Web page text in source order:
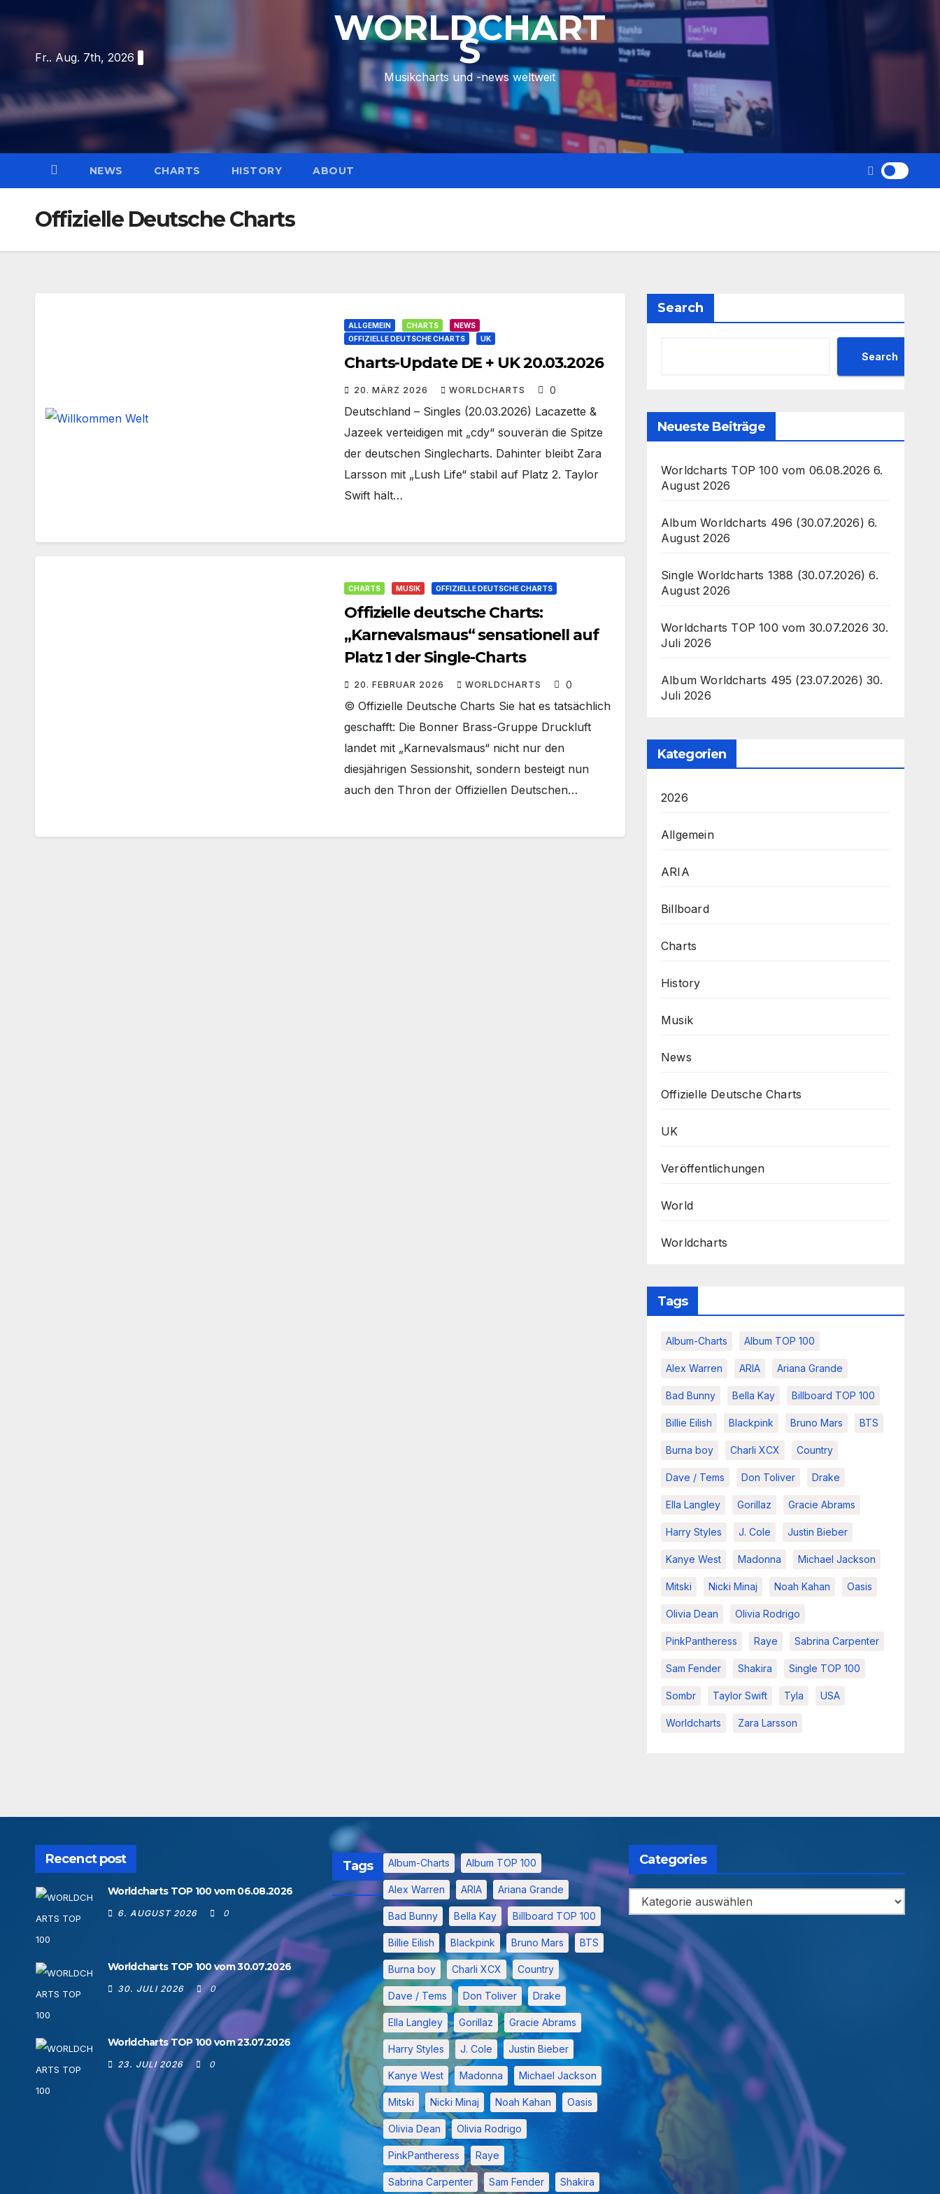
contentFr.. Aug. 7th, 2026
WORLDCHART
S
Musikcharts und -news weltweit
NEWS CHARTS HISTORY ABOUT
Offizielle Deutsche Charts
ALLGEMEIN CHARTS
NEWS
OFFIZIELLE DEUTSCHE CHARTS
UK
Charts-Update DE + UK 20.03.2026
20. MÄRZ 2026 WORLDCHARTS 0
Deutschland – Singles (20.03.2026) Lacazette &
Jazeek verteidigen mit „cdy“ souverän die Spitze
der deutschen Singlecharts. Dahinter bleibt Zara
Larsson mit „Lush Life“ stabil auf Platz 2. Taylor
Swift hält…
CHARTS MUSIK OFFIZIELLE DEUTSCHE CHARTS
Offizielle deutsche Charts:
„Karnevalsmaus“ sensationell auf
Platz 1 der Single-Charts
20. FEBRUAR 2026 WORLDCHARTS 0
© Offizielle Deutsche Charts Sie hat es tatsächlich
geschafft: Die Bonner Brass-Gruppe Druckluft
landet mit „Karnevalsmaus“ nicht nur den
diesjährigen Sessionshit, sondern besteigt nun
auch den Thron der Offiziellen Deutschen…
Search
Search
Neueste Beiträge
Worldcharts TOP 100 vom 06.08.2026 6.
August 2026
Album Worldcharts 496 (30.07.2026) 6.
August 2026
Single Worldcharts 1388 (30.07.2026) 6.
August 2026
Worldcharts TOP 100 vom 30.07.2026 30.
Juli 2026
Album Worldcharts 495 (23.07.2026) 30.
Juli 2026
Kategorien
2026
Allgemein
ARIA
Billboard
Charts
History
Musik
News
Offizielle Deutsche Charts
UK
Veröffentlichungen
World
Worldcharts
Tags
Album-Charts Album TOP 100
Alex Warren ARIA Ariana Grande
Bad Bunny Bella Kay Billboard TOP 100
Billie Eilish Blackpink Bruno Mars BTS
Burna boy Charli XCX Country
Dave / Tems Don Toliver Drake
Ella Langley Gorillaz Gracie Abrams
Harry Styles J. Cole Justin Bieber
Kanye West Madonna Michael Jackson
Mitski Nicki Minaj Noah Kahan Oasis
Olivia Dean Olivia Rodrigo
PinkPantheress Raye Sabrina Carpenter
Sam Fender Shakira Single TOP 100
Sombr Taylor Swift Tyla USA
Worldcharts Zara Larsson
Recenct post
Worldcharts TOP 100 vom 06.08.2026
6. AUGUST 2026 0
Worldcharts TOP 100 vom 30.07.2026
30. JULI 2026 0
Worldcharts TOP 100 vom 23.07.2026
23. JULI 2026 0
Tags Album-Charts Album TOP 100
Alex Warren ARIA Ariana Grande
Bad Bunny Bella Kay Billboard TOP 100
Billie Eilish Blackpink Bruno Mars BTS
Burna boy Charli XCX Country
Dave / Tems Don Toliver Drake
Ella Langley Gorillaz Gracie Abrams
Harry Styles J. Cole Justin Bieber
Kanye West Madonna Michael Jackson
Mitski Nicki Minaj Noah Kahan Oasis
Olivia Dean Olivia Rodrigo
PinkPantheress Raye
Sabrina Carpenter Sam Fender Shakira
Categories
Categories